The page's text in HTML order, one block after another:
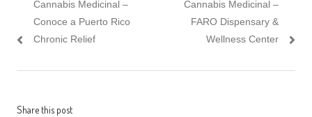
navigation
Previous
post:
Cannabis Medicinal –
Conoce a Puerto Rico
Chronic Relief
Next
post:
Cannabis Medicinal –
FARO Dispensary &
Wellness Center
Share this post